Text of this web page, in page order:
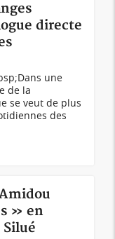
directe
une
de la
se veut de plus
des
» en